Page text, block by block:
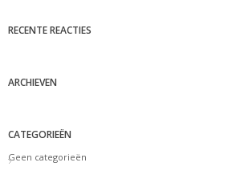
RECENTE REACTIES
ARCHIEVEN
CATEGORIEËN
Geen categorieën